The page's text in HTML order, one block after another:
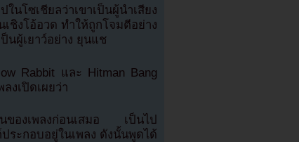
นโซเชียลว่าเขาเป็นผู้นำเสียง
ชิงโอ้อวด ทำให้ถูกโจมตีอย่าง
นผู้เยาว์อย่าง ยุนแช
Rabbit และ Hitman Bang
งเปิดเผยว่า
นของเพลงก่อนเสมอ เป็นไป
ระกอบอยู่ในเพลง ดังนั้นพูดได้